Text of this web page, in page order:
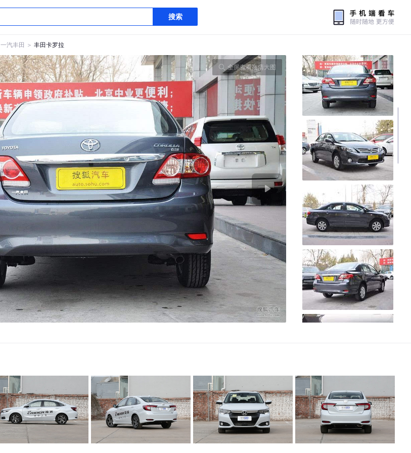
搜索
一汽丰田 ＞ 丰田卡罗拉
全屏查看高清大图